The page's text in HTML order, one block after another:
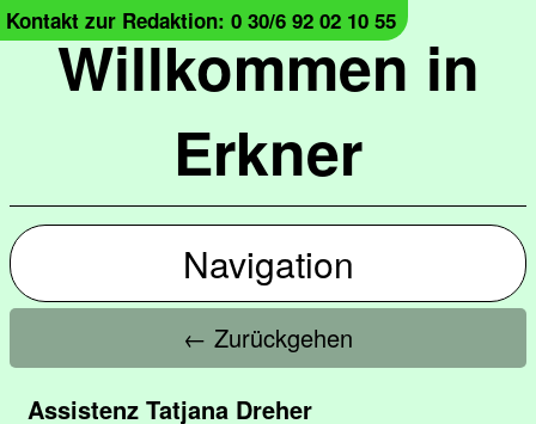
Willkommen in
Erkner
Kontakt zur Redaktion: 0 30/6 92 02 10 55
Navigation
← Zurückgehen
Assistenz Tatjana Dreher